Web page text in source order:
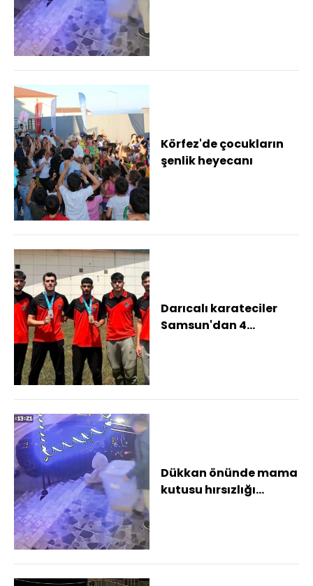
Körfez'de çocukların
şenlik heyecanı
Darıcalı karateciler
Samsun'dan 4
Dükkan önünde mama
kutusu hırsızlığı